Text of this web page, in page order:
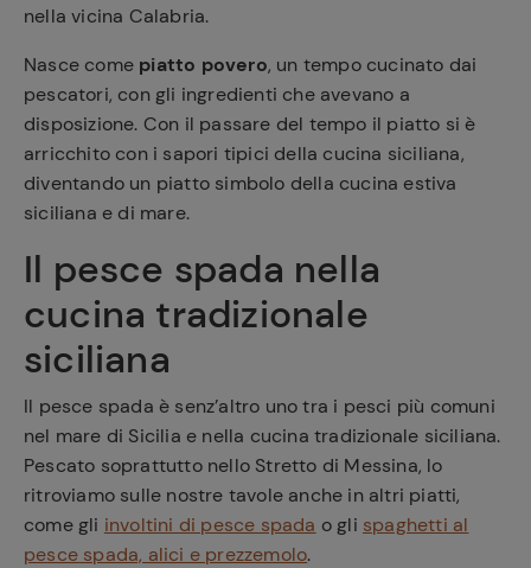
nella vicina Calabria.
Nasce come piatto povero, un tempo cucinato dai
pescatori, con gli ingredienti che avevano a
disposizione. Con il passare del tempo il piatto si è
arricchito con i sapori tipici della cucina siciliana,
diventando un piatto simbolo della cucina estiva
siciliana e di mare.
Il pesce spada nella
cucina tradizionale
siciliana
Il pesce spada è senz’altro uno tra i pesci più comuni
nel mare di Sicilia e nella cucina tradizionale siciliana.
Pescato soprattutto nello Stretto di Messina, lo
ritroviamo sulle nostre tavole anche in altri piatti,
come gli involtini di pesce spada o gli spaghetti al
pesce spada, alici e prezzemolo.